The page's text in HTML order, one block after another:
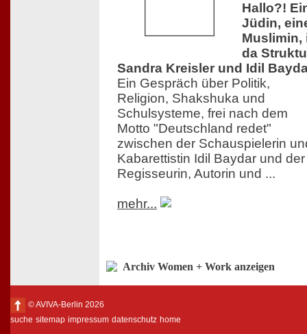
Hallo?!
Jüdin,
Muslimin,
da
Sandra Kreisler und Idil
Ein Gespräch über Politik,
Religion, Shakshuka und
Schulsysteme, frei nach dem
Motto "Deutschland redet"
zwischen der Schauspielerin
Kabarettistin Idil Baydar und der
Regisseurin, Autorin und ...
mehr...
Archiv Women + Work anzeigen
© AVIVA-Berlin 2026
suche sitemap impressum datenschutz home